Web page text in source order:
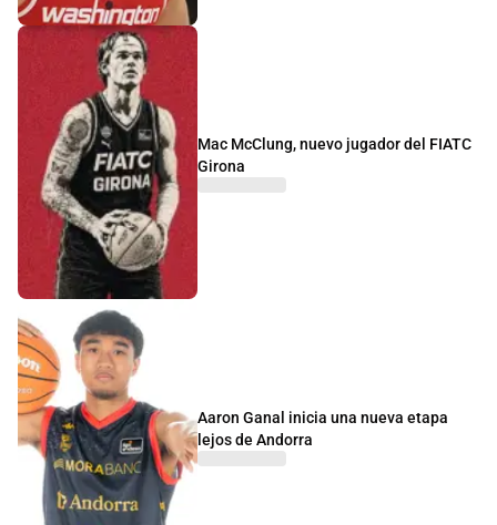
Mac McClung, nuevo jugador del FIATC
Girona
Aaron Ganal inicia una nueva etapa
lejos de Andorra